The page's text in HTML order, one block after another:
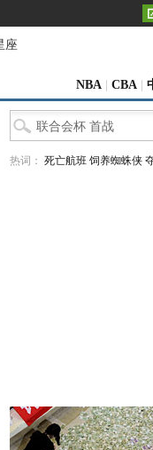
座
NBA CBA
热词： 死亡航班 饲养蜘蛛侠